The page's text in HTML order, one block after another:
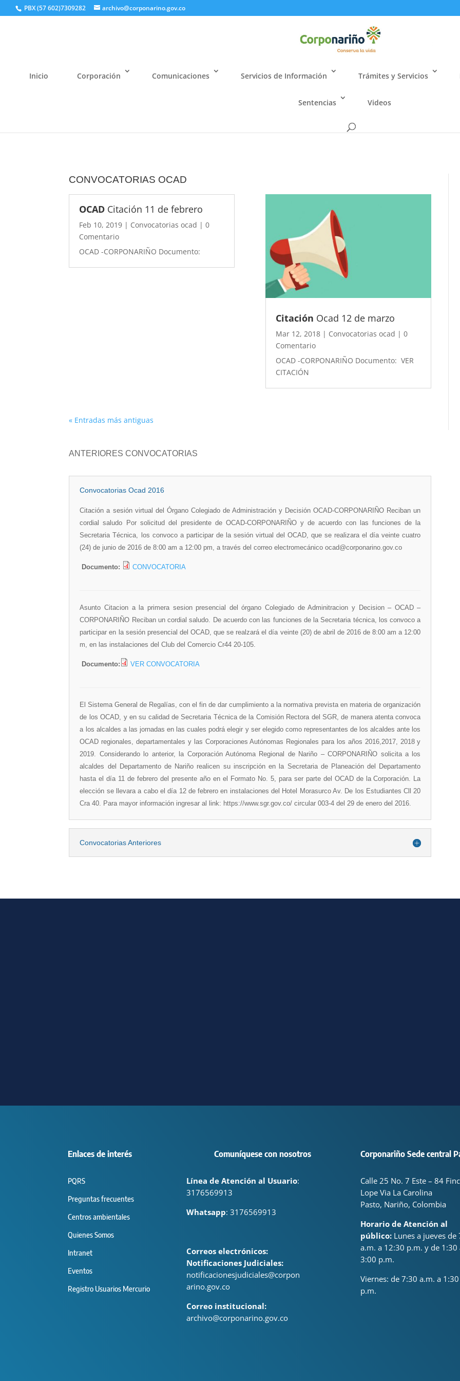
PBX (57 602)7309282 archivo@corponarino.gov.co
Inicio Corporación Comunicaciones Servicios de Información Trámites y Servicios
Sentencias Videos
CONVOCATORIAS OCAD
OCAD Citación 11 de febrero
Feb 10, 2019 | Convocatorias ocad | 0
Comentario
OCAD -CORPONARIÑO Documento:
Citación Ocad 12 de marzo
Mar 12, 2018 | Convocatorias ocad | 0
Comentario
OCAD -CORPONARIÑO Documento: VER
CITACIÓN
« Entradas más antiguas
ANTERIORES CONVOCATORIAS
Convocatorias Ocad 2016
Citación a sesión virtual del Órgano Colegiado de Administración y Decisión OCAD-CORPONARIÑO Reciban un
cordial saludo Por solicitud del presidente de OCAD-CORPONARIÑO y de acuerdo con las funciones de la
Secretaria Técnica, los convoco a participar de la sesión virtual del OCAD, que se realizara el día veinte cuatro
(24) de junio de 2016 de 8:00 am a 12:00 pm, a través del correo electromecánico ocad@corponarino.gov.co
Documento: CONVOCATORIA
Asunto Citacion a la primera sesion presencial del órgano Colegiado de Adminitracion y Decision – OCAD –
CORPONARIÑO Reciban un cordial saludo. De acuerdo con las funciones de la Secretaria técnica, los convoco a
participar en la sesión presencial del OCAD, que se realzará el día veinte (20) de abril de 2016 de 8:00 am a 12:00
m, en las instalaciones del Club del Comercio Cr44 20-105.
Documento: VER CONVOCATORIA
El Sistema General de Regalías, con el fin de dar cumplimiento a la normativa prevista en materia de organización
de los OCAD, y en su calidad de Secretaria Técnica de la Comisión Rectora del SGR, de manera atenta convoca
a los alcaldes a las jornadas en las cuales podrá elegir y ser elegido como representantes de los alcaldes ante los
OCAD regionales, departamentales y las Corporaciones Autónomas Regionales para los años 2016,2017, 2018 y
2019. Considerando lo anterior, la Corporación Autónoma Regional de Nariño – CORPONARIÑO solicita a los
alcaldes del Departamento de Nariño realicen su inscripción en la Secretaria de Planeación del Departamento
hasta el día 11 de febrero del presente año en el Formato No. 5, para ser parte del OCAD de la Corporación. La
elección se llevara a cabo el día 12 de febrero en instalaciones del Hotel Morasurco Av. De los Estudiantes Cll 20
Cra 40. Para mayor información ingresar al link: https://www.sgr.gov.co/ circular 003-4 del 29 de enero del 2016.
Convocatorias Anteriores
Enlaces de interés
PQRS
Preguntas frecuentes
Centros ambientales
Quienes Somos
Intranet
Eventos
Registro Usuarios Mercurio
Comuníquese con nosotros
Línea de Atención al Usuario:
3176569913
Whatsapp: 3176569913
Correos electrónicos:
Notificaciones Judiciales:
notificacionesjudiciales@corpon
arino.gov.co
Correo institucional:
archivo@corponarino.gov.co
Corponariño Sede central
Calle 25 No. 7 Este – 84
Lope Via La Carolina
Pasto, Nariño, Colombia
Horario de Atención al
público:Lunes a jueves de
a.m. a 12:30 p.m. y de 1:30
3:00 p.m.
Viernes: de 7:30 a.m. a 1:30
p.m.